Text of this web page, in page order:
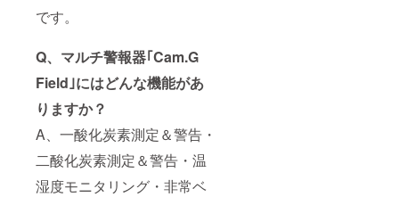
です。
Q、マルチ警報器｢Cam.G
Field｣にはどんな機能があ
りますか？
A、一酸化炭素測定＆警告・
二酸化炭素測定＆警告・温
湿度モニタリング・非常ベ